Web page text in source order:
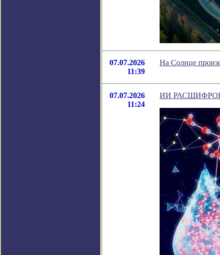
07.07.2026
11:39
На Солнце
07.07.2026
11:24
ИИ